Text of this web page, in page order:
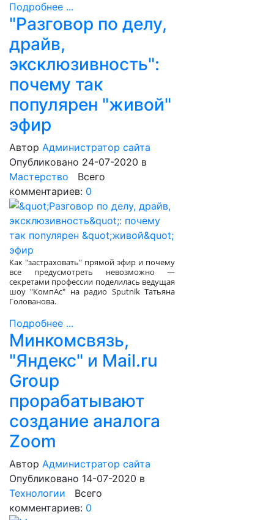
Подробнее ...
"Разговор по делу,
драйв,
эксклюзивность":
почему так
популярен "живой"
эфир
Автор Администратор сайта
Опубликовано 24-07-2020 в
Мастерство Всего
комментариев: 0
Как "застраховать" прямой эфир и почему
все предусмотреть невозможно —
секретами профессии поделилась ведущая
шоу "КомпАс" на радио Sputnik Татьяна
Голованова.
Подробнее ...
Минкомсвязь,
"Яндекс" и Mail.ru
Group
прорабатывают
создание аналога
Zoom
Автор Администратор сайта
Опубликовано 14-07-2020 в
Технологии Всего
комментариев: 0